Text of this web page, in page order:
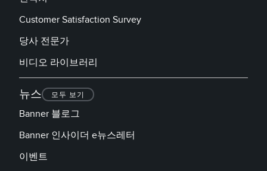
TECHNOLOGY
IO-Link 지원 센서
Customer Satisfaction Survey
당사 전문가
비디오 라이브러리
뉴스 모두 보기
Banner 블로그
Banner 인사이더 e뉴스레터
이벤트